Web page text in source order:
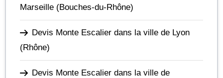
Marseille (Bouches-du-Rhône)
Devis Monte Escalier dans la ville de Lyon
(Rhône)
Devis Monte Escalier dans la ville de